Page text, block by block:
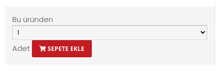
Bu üründen
Adet SEPETE EKLE